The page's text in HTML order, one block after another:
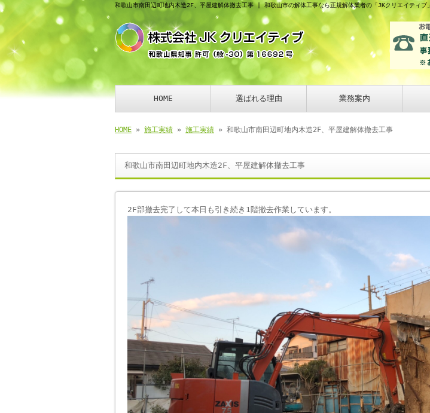
和歌山市南田辺町地内木造2F、平屋建解体撤去工事 | 和歌山市の解体工事なら正規解体業者の「JKクリエイティブ」
HOME 選ばれる理由 業務案内
HOME » 施工実績 » 施工実績 » 和歌山市南田辺町地内木造2F、平屋建解体撤去工事
和歌山市南田辺町地内木造2F、平屋建解体撤去工事
2F部撤去完了して本日も引き続き1階撤去作業しています。